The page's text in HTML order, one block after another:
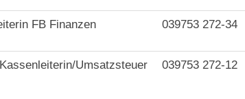
FB Finanzen 039753 272-34
Umsatzsteuer
039753 272-12